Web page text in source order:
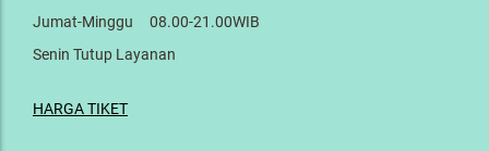
Jumat-Minggu 08.00-21.00WIB
Senin Tutup Layanan
HARGA TIKET